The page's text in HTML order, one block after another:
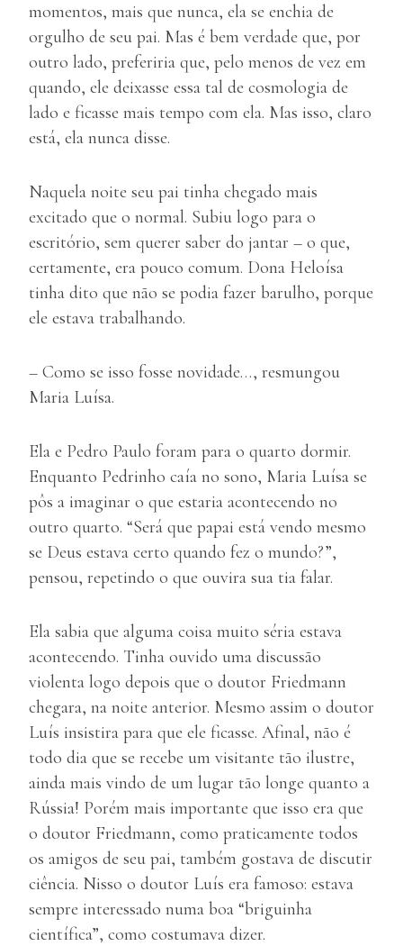
momentos, mais que nunca, ela se enchia de
orgulho de seu pai. Mas é bem verdade que, por
outro lado, preferiria que, pelo menos de vez em
quando, ele deixasse essa tal de cosmologia de
lado e ficasse mais tempo com ela. Mas isso, claro
está, ela nunca disse.
Naquela noite seu pai tinha chegado mais
excitado que o normal. Subiu logo para o
escritório, sem querer saber do jantar – o que,
certamente, era pouco comum. Dona Heloísa
tinha dito que não se podia fazer barulho, porque
ele estava trabalhando.
– Como se isso fosse novidade…, resmungou
Maria Luísa.
Ela e Pedro Paulo foram para o quarto dormir.
Enquanto Pedrinho caía no sono, Maria Luísa se
pôs a imaginar o que estaria acontecendo no
outro quarto. “Será que papai está vendo mesmo
se Deus estava certo quando fez o mundo?”,
pensou, repetindo o que ouvira sua tia falar.
Ela sabia que alguma coisa muito séria estava
acontecendo. Tinha ouvido uma discussão
violenta logo depois que o doutor Friedmann
chegara, na noite anterior. Mesmo assim o doutor
Luís insistira para que ele ficasse. Afinal, não é
todo dia que se recebe um visitante tão ilustre,
ainda mais vindo de um lugar tão longe quanto a
Rússia! Porém mais importante que isso era que
o doutor Friedmann, como praticamente todos
os amigos de seu pai, também gostava de discutir
ciência. Nisso o doutor Luís era famoso: estava
sempre interessado numa boa “briguinha
científica”, como costumava dizer.